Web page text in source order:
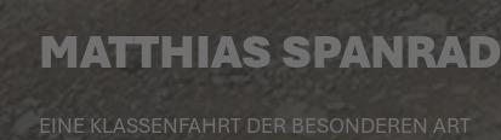
MATTHIAS SPANRAD
EINE KLAS­SENFAHRT DER BESONDEREN ART